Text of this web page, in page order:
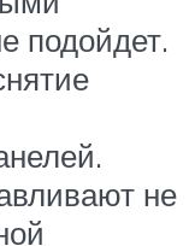
подойдет.
не